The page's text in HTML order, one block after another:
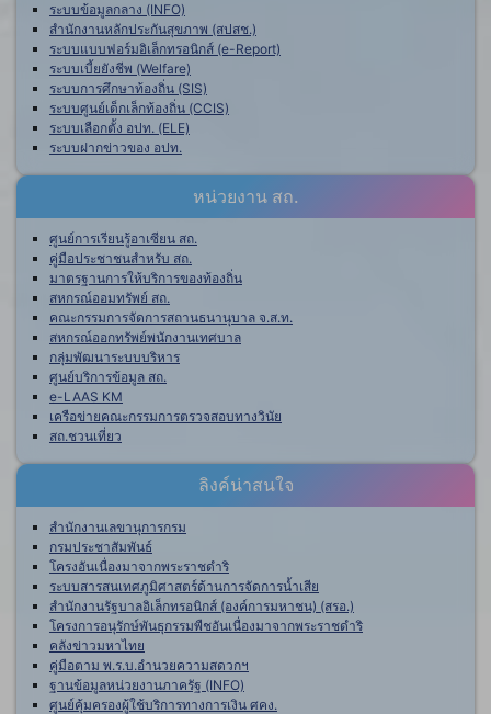
ระบบข้อมูลกลาง (INFO)
สำนักงานหลักประกันสุขภาพ (สปสช.)
ระบบแบบฟอร์มอิเล็กทรอนิกส์ (e-Report)
ระบบเบี้ยยังชีพ (Welfare)
ระบบการศึกษาท้องถิ่น (SIS)
ระบบศูนย์เด็กเล็กท้องถิ่น (CCIS)
ระบบเลือกตั้ง อปท. (ELE)
ระบบฝากข่าวของ อปท.
หน่วยงาน สถ.
ศูนย์การเรียนรู้อาเซียน สถ.
คู่มือประชาชนสำหรับ สถ.
มาตรฐานการให้บริการของท้องถิ่น
สหกรณ์ออมทรัพย์ สถ.
คณะกรรมการจัดการสถานธนานุบาล จ.ส.ท.
สหกรณ์ออกทรัพย์พนักงานเทศบาล
กลุ่มพัฒนาระบบบริหาร
ศูนย์บริการข้อมูล สถ.
e-LAAS KM
เครือข่ายคณะกรรมการตรวจสอบทางวินัย
สถ.ชวนเที่ยว
ลิงค์น่าสนใจ
สำนักงานเลขานุการกรม
กรมประชาสัมพันธ์
โครงอันเนื่องมาจากพระราชดำริ
ระบบสารสนเทศภูมิศาสตร์ด้านการจัดการน้ำเสีย
สำนักงานรัฐบาลอิเล็กทรอนิกส์ (องค์การมหาชน) (สรอ.)
โครงการอนุรักษ์พันธุกรรมพืชอันเนื่องมาจากพระราชดำริ
คลังข่าวมหาไทย
คู่มือตาม พ.ร.บ.อำนวยความสดวกฯ
ฐานข้อมูลหน่วยงานภาครัฐ (INFO)
ศูนย์คุ้มครองผู้ใช้บริการทางการเงิน ศคง.